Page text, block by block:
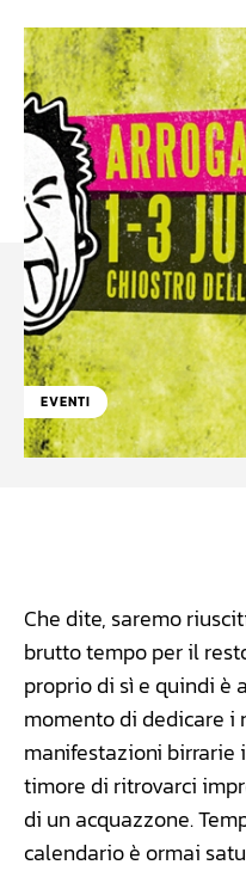
EVENTI
Che dite, saremo
brutto tempo per il
proprio di sì e quindi è
momento di dedicare i
manifestazioni birrarie
timore di ritrovarci
di un acquazzone.
calendario è ormai